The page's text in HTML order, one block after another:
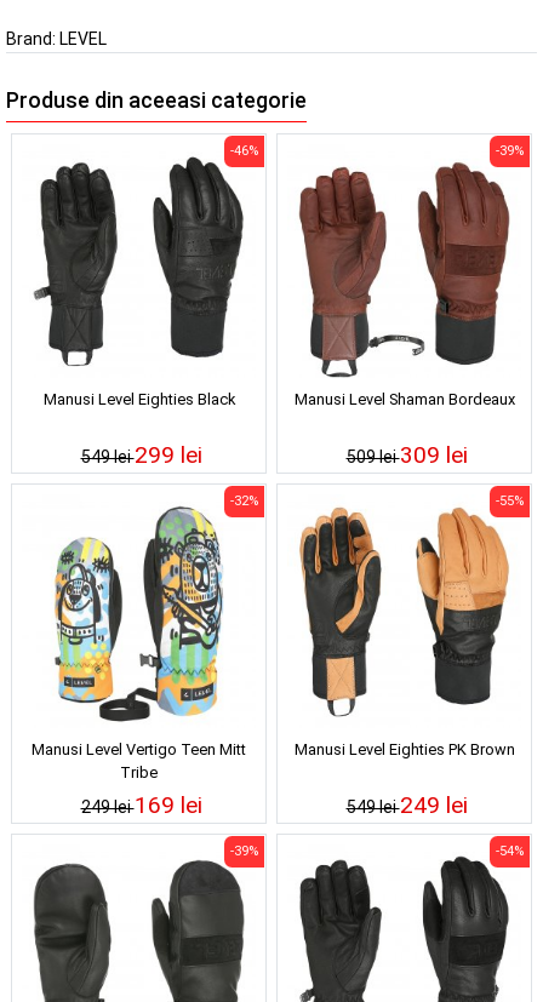
Brand: LEVEL
Produse din aceeasi categorie
Manusi Level Eighties Black
549 lei
-46%
299 lei
Manusi Level Shaman Bordeaux
509 lei
-39%
309 lei
Manusi Level Vertigo Teen Mitt
Tribe
249 lei
-32%
169 lei
Manusi Level Eighties PK Brown
549 lei
-55%
249 lei
-39% -54%